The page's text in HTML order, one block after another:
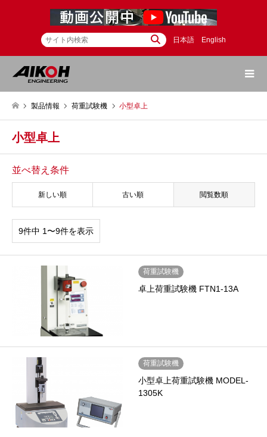
日本語 English
製品情報 荷重試験機 小型卓上
小型卓上
並べ替え条件
新しい順 古い順 閲覧数順
9件中 1〜9件を表示
荷重試験機
卓上荷重試験機 FTN1-13A
荷重試験機
小型卓上荷重試験機 MODEL-
1305K